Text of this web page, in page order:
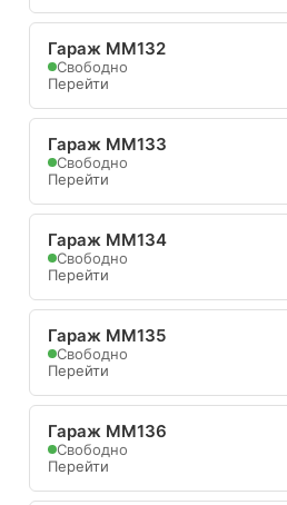
Гараж ММ132
Свободно
Перейти
Гараж ММ133
Свободно
Перейти
Гараж ММ134
Свободно
Перейти
Гараж ММ135
Свободно
Перейти
Гараж ММ136
Свободно
Перейти